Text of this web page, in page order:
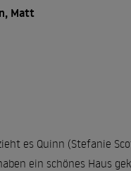
Matt
es Quinn (Stefanie
ein schönes Haus